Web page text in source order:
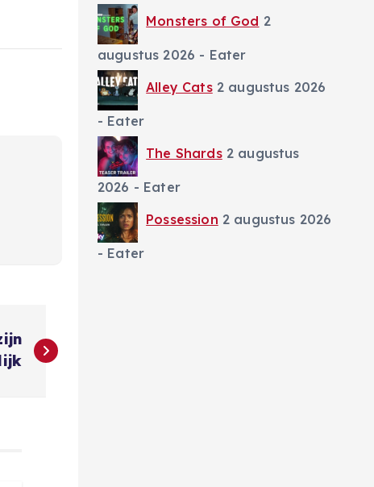
Monsters of God 2
augustus 2026 - Eater
Alley Cats 2 augustus 2026
- Eater
The Shards 2 augustus
2026 - Eater
Possession 2 augustus 2026
- Eater